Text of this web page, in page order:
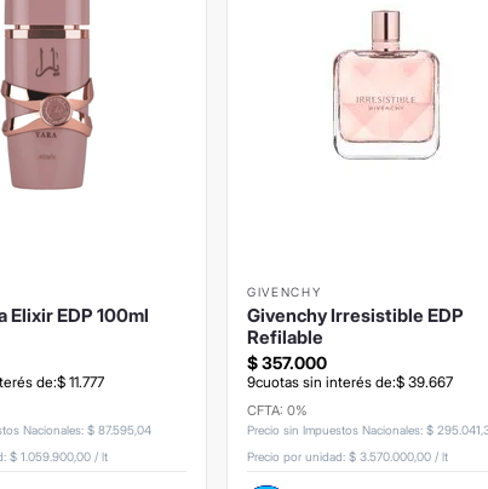
Elixir EDP 100ml
de:$ 11.777
Nacionales:$ 87.595,04
$ 1.059.900,00 /lt
GIVENCHY
Givenchy Irresistible EDP
Refilable
$357.000
9cuotas sin interés de:$ 39.667
CFTA: 0%
Precio sin Impuestos Nacionales: $ 295.041
Precio por unidad: $ 3.570.000,00/ lt